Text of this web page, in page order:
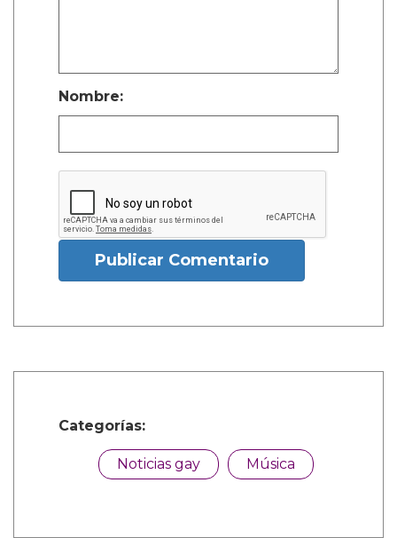
Nombre:
Publicar Comentario
Categorías:
Noticias gay Música